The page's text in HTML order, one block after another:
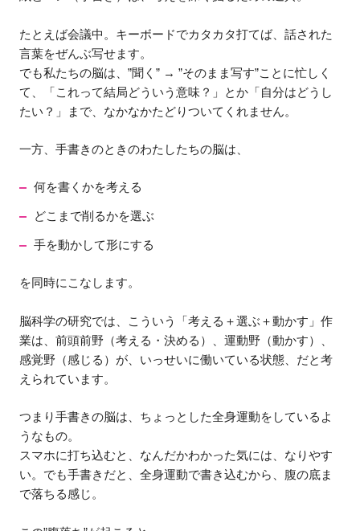
たとえば会議中。キーボードでカタカタ打てば、話された
言葉をぜんぶ写せます。
でも私たちの脳は、”聞く” → ”そのまま写す”ことに忙しく
て、「これって結局どういう意味？」とか「自分はどうし
たい？」まで、なかなかたどりついてくれません。
一方、手書きのときのわたしたちの脳は、
何を書くかを考える
どこまで削るかを選ぶ
手を動かして形にする
を同時にこなします。
脳科学の研究では、こういう「考える＋選ぶ＋動かす」作
業は、前頭前野（考える・決める）、運動野（動かす）、
感覚野（感じる）が、いっせいに働いている状態、だと考
えられています。
つまり手書きの脳は、ちょっとした全身運動をしているよ
うなもの。
スマホに打ち込むと、なんだかわかった気には、なりやす
い。でも手書きだと、全身運動で書き込むから、腹の底ま
で落ちる感じ。